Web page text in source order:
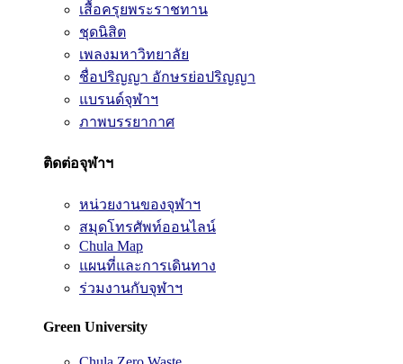
เสื้อครุยพระราชทาน
ชุดนิสิต
เพลงมหาวิทยาลัย
ชื่อปริญญา อักษรย่อปริญญา
แบรนด์จุฬาฯ
ภาพบรรยากาศ
ติดต่อจุฬาฯ
หน่วยงานของจุฬาฯ
สมุดโทรศัพท์ออนไลน์
Chula Map
แผนที่และการเดินทาง
ร่วมงานกับจุฬาฯ
Green University